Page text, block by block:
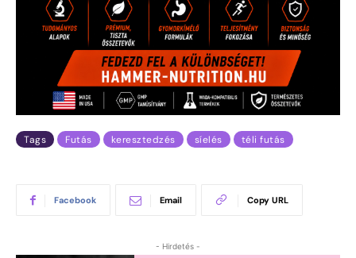
Tags Futás keresztedzés síelés téli futás
Facebook Email Copy URL
- Hirdetés -